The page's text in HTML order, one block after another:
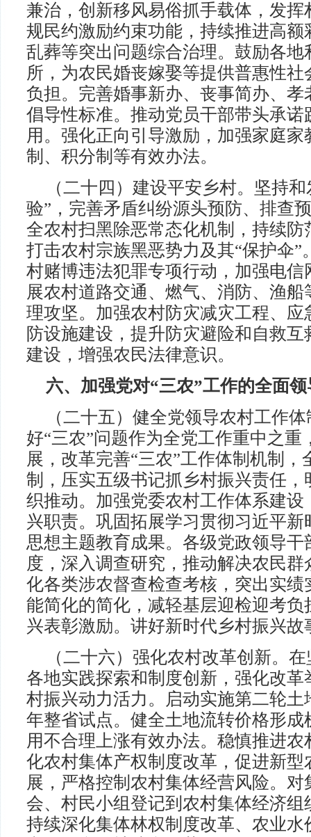
兼治，创新移风易俗抓手载体，发
规民约激励约束功能，持续推进高
乱葬等突出问题综合治理。鼓励各
所，为农民婚丧嫁娶等提供普惠性
负担。完善婚事新办、丧事简办、
倡导性标准。推动党员干部带头承
用。强化正向引导激励，加强家庭
制、积分制等有效办法。
（二十四）建设平安乡村。坚持
验”，完善矛盾纠纷源头预防、排查
全农村扫黑除恶常态化机制，持续防
打击农村宗族黑恶势力及其“保护伞”
村赌博违法犯罪专项行动，加强电
展农村道路交通、燃气、消防、渔
理攻坚。加强农村防灾减灾工程、
防设施建设，提升防灾避险和自救
建设，增强农民法律意识。
六、加强党对“三农”工作的全面领
（二十五）健全党领导农村工作
好“三农”问题作为全党工作重中之
展，改革完善“三农”工作体制机制
制，压实五级书记抓乡村振兴责任
织推动。加强党委农村工作体系建
兴职责。巩固拓展学习贯彻习近平
思想主题教育成果。各级党政领导干
度，深入调查研究，推动解决农民
化各类涉农督查检查考核，突出实
能简化的简化，减轻基层迎检迎考
兴表彰激励。讲好新时代乡村振兴故
（二十六）强化农村改革创新。
各地实践探索和制度创新，强化改
村振兴动力活力。启动实施第二轮土
年整省试点。健全土地流转价格形
用不合理上涨有效办法。稳慎推进
化农村集体产权制度改革，促进新
展，严格控制农村集体经营风险。
会、村民小组登记到农村集体经济
持续深化集体林权制度改革、农业